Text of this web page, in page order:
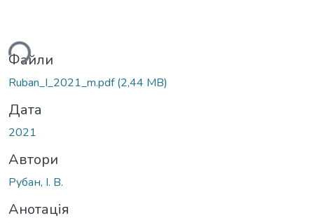
Файли
Ruban_I_2021_m.pdf(2,44 MB)
Дата
2021
Автори
Рубан, І. В.
Анотація